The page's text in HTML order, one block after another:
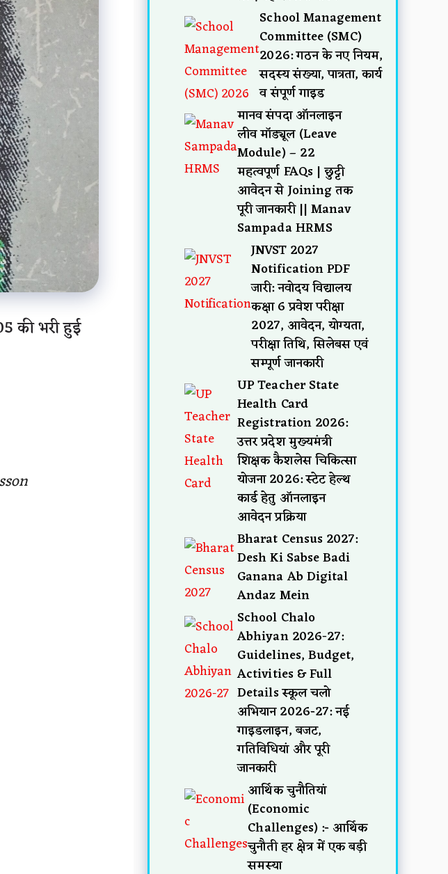
की भरी हुई
School Management
Committee (SMC)
2026: गठन के नए नियम,
सदस्य संख्या, पात्रता, कार्य
व संपूर्ण गाइड
मानव संपदा ऑनलाइन
लीव मॉड्यूल (Leave
Module) – 22
महत्वपूर्ण FAQs | छुट्टी
आवेदन से Joining तक
पूरी जानकारी || Manav
Sampada HRMS
JNVST 2027
Notification PDF
जारी: नवोदय विद्यालय
कक्षा 6 प्रवेश परीक्षा
2027, आवेदन, योग्यता,
परीक्षा तिथि, सिलेबस एवं
सम्पूर्ण जानकारी
UP Teacher State
Health Card
Registration 2026:
उत्तर प्रदेश मुख्यमंत्री
शिक्षक कैशलेस चिकित्सा
योजना 2026: स्टेट हेल्थ
कार्ड हेतु ऑनलाइन
आवेदन प्रक्रिया
Bharat Census 2027:
Desh Ki Sabse Badi
Ganana Ab Digital
Andaz Mein
School Chalo
Abhiyan 2026-27:
Guidelines, Budget,
Activities & Full
Details स्कूल चलो
अभियान 2026-27: नई
गाइडलाइन, बजट,
गतिविधियां और पूरी
जानकारी
आर्थिक चुनौतियां
(Economic
Challenges) :- आर्थिक
चुनौती हर क्षेत्र में एक बड़ी
समस्या